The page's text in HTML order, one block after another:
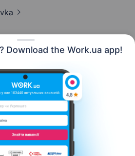
Download the Work.ua app!
us About us
Сareer